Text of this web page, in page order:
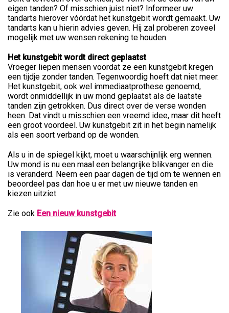
eigen tanden? Of misschien juist niet? Informeer uw
tandarts hierover vóórdat het kunstgebit wordt gemaakt. Uw
tandarts kan u hierin advies geven. Hij zal proberen zoveel
mogelijk met uw wensen rekening te houden.
Het kunstgebit wordt direct geplaatst
Vroeger liepen mensen voordat ze een kunstgebit kregen
een tijdje zonder tanden. Tegenwoordig hoeft dat niet meer.
Het kunstgebit, ook wel immediaatprothese genoemd,
wordt onmiddellijk in uw mond geplaatst als de laatste
tanden zijn getrokken. Dus direct over de verse wonden
heen. Dat vindt u misschien een vreemd idee, maar dit heeft
een groot voordeel. Uw kunstgebit zit in het begin namelijk
als een soort verband op de wonden.
Als u in de spiegel kijkt, moet u waarschijnlijk erg wennen.
Uw mond is nu een maal een belangrijke blikvanger en die
is veranderd. Neem een paar dagen de tijd om te wennen en
beoordeel pas dan hoe u er met uw nieuwe tanden en
kiezen uitziet.
Zie ook Een nieuw kunstgebit